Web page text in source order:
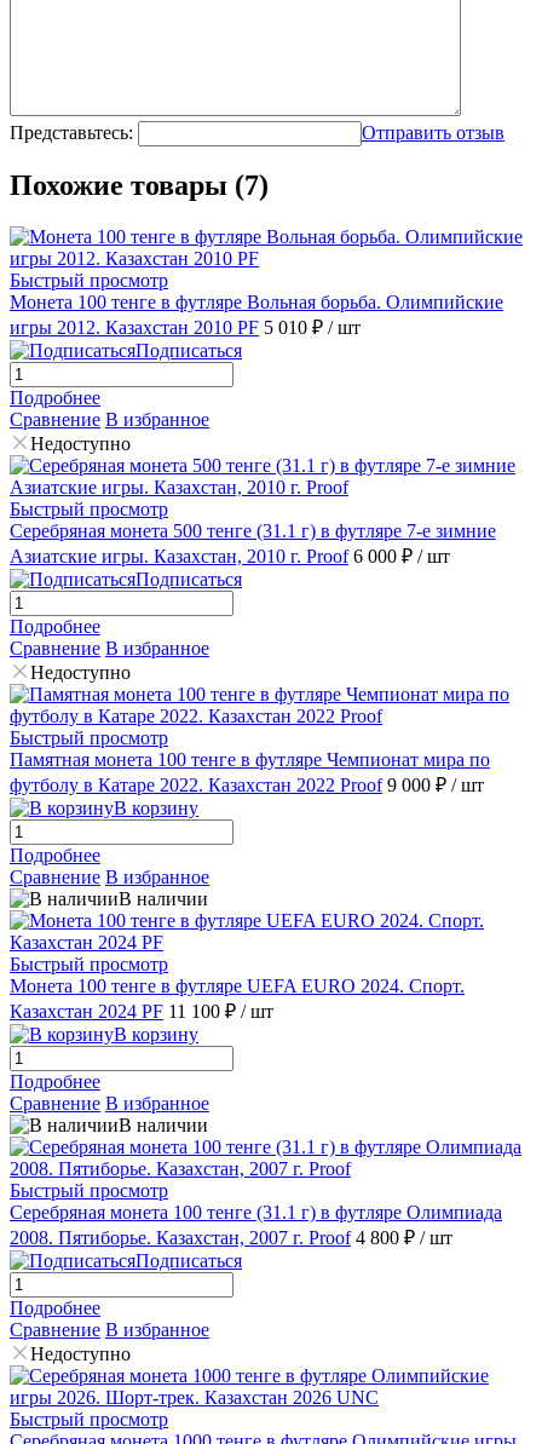
Представьтесь: Отправить отзыв
Похожие товары (7)
Быстрый просмотр
Монета 100 тенге в футляре Вольная борьба. Олимпийские
игры 2012. Казахстан 2010 PF 5 010 ₽ / шт
Подписаться
Подробнее
Сравнение В избранное
Недоступно
Быстрый просмотр
Серебряная монета 500 тенге (31.1 г) в футляре 7-е зимние
Азиатские игры. Казахстан, 2010 г. Proof 6 000 ₽ / шт
Подписаться
Подробнее
Сравнение В избранное
Недоступно
Быстрый просмотр
Памятная монета 100 тенге в футляре Чемпионат мира по
футболу в Катаре 2022. Казахстан 2022 Proof 9 000 ₽ / шт
В корзину
Подробнее
Сравнение В избранное
В наличии
Быстрый просмотр
Монета 100 тенге в футляре UEFA EURO 2024. Спорт.
Казахстан 2024 PF 11 100 ₽ / шт
В корзину
Подробнее
Сравнение В избранное
В наличии
Быстрый просмотр
Серебряная монета 100 тенге (31.1 г) в футляре Олимпиада
2008. Пятиборье. Казахстан, 2007 г. Proof 4 800 ₽ / шт
Подписаться
Подробнее
Сравнение В избранное
Недоступно
Быстрый просмотр